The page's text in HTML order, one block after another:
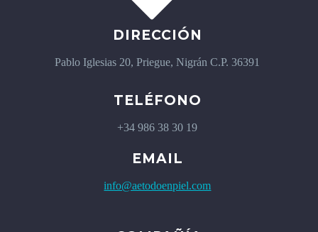
DIRECCIÓN
Pablo Iglesias 20, Priegue, Nigrán C.P. 36391
TELÉFONO
+34 986 38 30 19
EMAIL
info@aetodoenpiel.com